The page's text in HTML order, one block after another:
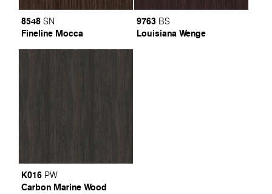
8548 SN
Fineline Mocca
9763 BS
Louisiana Wenge
K016 PW
Carbon Marine Wood